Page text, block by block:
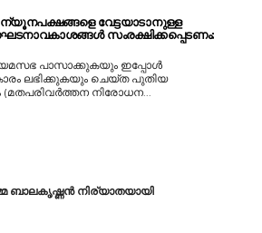
ന്യൂനപക്ഷങ്ങളെ വേട്ടയാടാനുള്ള
സംരക്ഷിക്കപ്പെടണം:
പാസാക്കുകയും ഇപ്പോൾ
ലഭിക്കുകയും ചെയ്ത പുതിയ
നിരോധന...